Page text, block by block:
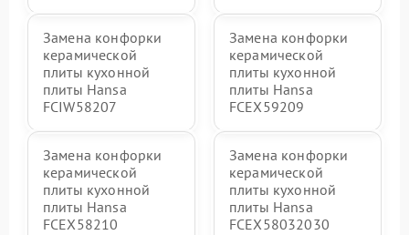
Замена конфорки
керамической
плиты кухонной
плиты Hansa
FCIW58207
Замена конфорки
керамической
плиты кухонной
плиты Hansa
FCEX59209
Замена конфорки
керамической
плиты кухонной
плиты Hansa
FCEX58210
Замена конфорки
керамической
плиты кухонной
плиты Hansa
FCEX58032030